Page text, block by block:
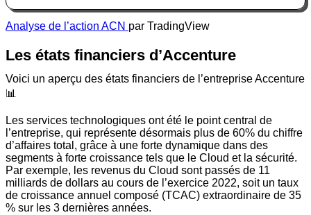
Analyse de l’action ACN par TradingView
Les états financiers d’Accenture
Voici un aperçu des états financiers de l’entreprise Accenture
📊
Les services technologiques ont été le point central de
l’entreprise, qui représente désormais plus de 60% du chiffre
d’affaires total, grâce à une forte dynamique dans des
segments à forte croissance tels que le Cloud et la sécurité.
Par exemple, les revenus du Cloud sont passés de 11
milliards de dollars au cours de l’exercice 2022, soit un taux
de croissance annuel composé (TCAC) extraordinaire de 35
% sur les 3 dernières années.